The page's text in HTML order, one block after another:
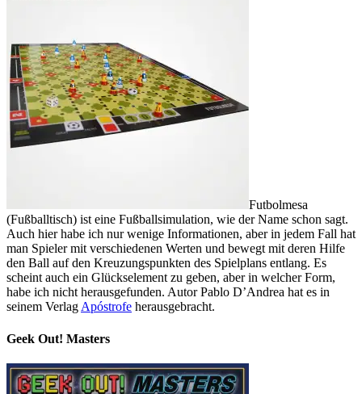
Futbolmesa
(Fußballtisch) ist eine Fußballsimulation, wie der Name schon sagt.
Auch hier habe ich nur wenige Informationen, aber in jedem Fall hat
man Spieler mit verschiedenen Werten und bewegt mit deren Hilfe
den Ball auf den Kreuzungspunkten des Spielplans entlang. Es
scheint auch ein Glückselement zu geben, aber in welcher Form,
habe ich nicht herausgefunden. Autor Pablo D’Andrea hat es in
seinem VerlagApóstrofe herausgebracht.
Geek Out! Masters